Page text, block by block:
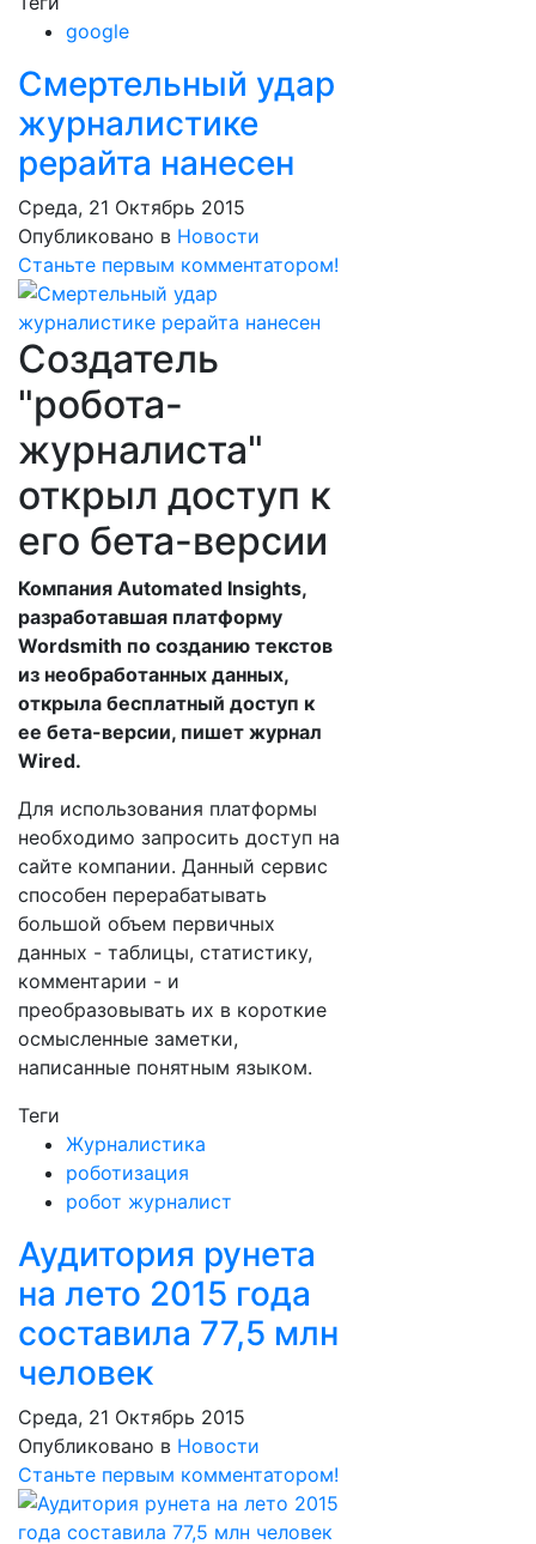
google
Смертельный удар
журналистике
рерайта нанесен
Среда, 21 Октябрь 2015
Опубликовано в Новости
Станьте первым комментатором!
Создатель
"робота-
журналиста"
открыл доступ к
его бета-версии
Компания Automated Insights,
разработавшая платформу
Wordsmith по созданию текстов
из необработанных данных,
открыла бесплатный доступ к
ее бета-версии, пишет журнал
Wired.
Для использования платформы
необходимо запросить доступ на
сайте компании. Данный сервис
способен перерабатывать
большой объем первичных
данных - таблицы, статистику,
комментарии - и
преобразовывать их в короткие
осмысленные заметки,
написанные понятным языком.
Теги
Журналистика
роботизация
робот журналист
Аудитория рунета
на лето 2015 года
составила 77,5 млн
человек
Среда, 21 Октябрь 2015
Опубликовано в Новости
Станьте первым комментатором!